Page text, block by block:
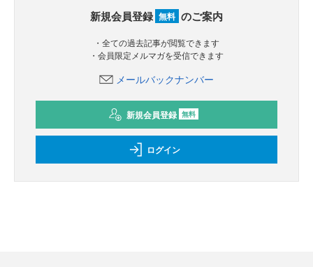
新規会員登録 無料 のご案内
・全ての過去記事が閲覧できます
・会員限定メルマガを受信できます
メールバックナンバー
新規会員登録 無料
ログイン